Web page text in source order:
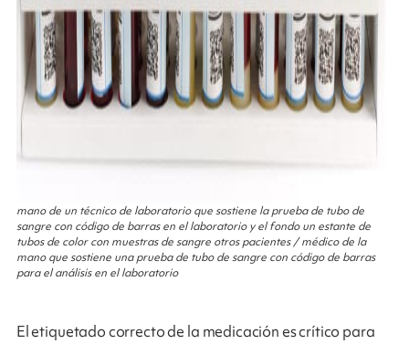
mano de un técnico de laboratorio que sostiene la prueba de tubo de
sangre con código de barras en el laboratorio y el fondo un estante de
tubos de color con muestras de sangre otros pacientes / médico de la
mano que sostiene una prueba de tubo de sangre con código de barras
para el análisis en el laboratorio
El etiquetado correcto de la medicación es crítico para